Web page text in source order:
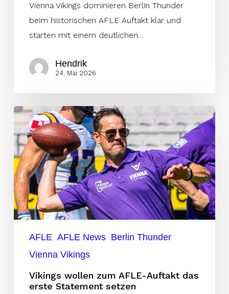
Vienna Vikings dominieren Berlin Thunder
beim historischen AFLE Auftakt klar und
starten mit einem deutlichen…
Hendrik
24. Mai 2026
Vikings
wollen
zum
AFLE-
Auftakt
das
erste
Statement
setzen
AFLE AFLE News Berlin Thunder
Vienna Vikings
Vikings wollen zum AFLE-Auftakt das
erste Statement setzen